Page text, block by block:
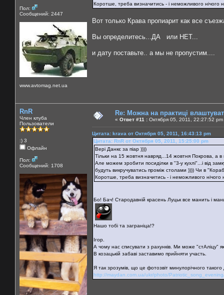
Пол:
Сообщений: 2447
www.avtomag.net.ua
Коротше, треба визначитись - і неможливого нічого
Вот только Крава пропиарит как все
Вы определитесь...ДА или НЕТ...
и дату поставьте.. а мы не пропустим....
RnR
Член клуба
Пользователи
:) 3
Офлайн
Пол:
Сообщений: 1708
Re: Можна на практиці
« Ответ #11 : Октября 05, 2011, 22:27:52 pm
Цитата: krava от Октября 05, 2011, 16:43:13 pm
Цитата: RnR от Октября 05, 2011, 15:25:00 pm
Вері Данкє за піар ))))
Тільки на 15 жовтня навряд...14 жовтня Покрова, а в
Але можем зробити посиділки в "3-у кухлі"...і від
будуть викручуватись проміж столами )))) Чи в
Коротше, треба визначитись - і неможливого нічого
Бо! Бач! Стародавній красень Луцьк все манить і
Нашо тобі та заграніца!?
Ігор.
А чому нас списувати з рахунків. Ми може "стАліцу"
В козацькій забаві заставимо прийняти участь.
Я так зрозумів, що це фотозвіт минулорічного такого
http://maydan.com.ua/ukr/photo/